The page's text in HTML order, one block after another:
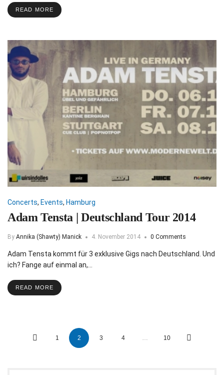
READ MORE
Concerts, Events, Hamburg
Adam Tensta | Deutschland Tour 2014
By Annika (Shawty) Manick 4. November 2014 0 Comments
Adam Tensta kommt für 3 exklusive Gigs nach Deutschland. Und
ich? Fange auf einmal an,…
READ MORE
1 2 3 4 … 10